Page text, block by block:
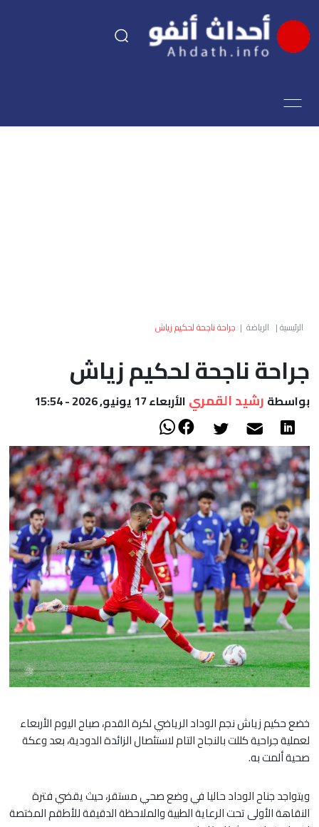
اقتصاد
العالم
أعمدة
الصحراء
الرئيسية| الرياضة | جراحة ناجحة لحكيم زياش
جراحة ناجحة لحكيم زياش
بواسطة رشيد القمري الأربعاء 17 يونيو, 2026 - 15:54
خضع حكيم زياش نجم الوداد الرياضي لكرة القدم، صباح اليوم الأربعاء
لعملية جراحية كللت بالنجاح التام لاستئصال الزائدة الدودية، بعد وعكة
صحية ألمت به.
​ويتواجد جناح الوداد حاليا في وضع صحي مستقر، حيث يقضي فترة
النقاهة الأولى تحت الرعاية الطبية والملاحظة الدقيقة للأطقم المختصة